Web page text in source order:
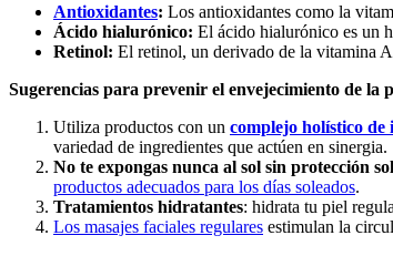
Antioxidantes: Los antioxidantes como la
Ácido hialurónico: El ácido hialurónico es un
Retinol: El retinol, un derivado de la vitamina
Sugerencias para prevenir el envejecimiento de la
Utiliza productos con un complejo holístico de
variedad de ingredientes que actúen en sinergia.
No te expongas nunca al sol sin protección
productos adecuados para los días soleados.
Tratamientos hidratantes: hidrata tu piel
Los masajes faciales regulares estimulan la